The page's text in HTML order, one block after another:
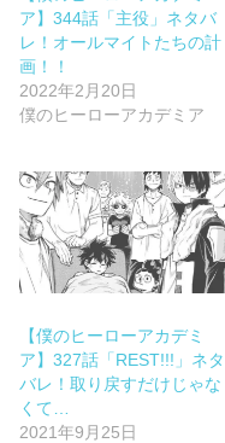
ア】344話「主役」ネタバ
レ！オールマイトたちの計
画！！
2022年2月20日
僕のヒーローアカデミア
【僕のヒーローアカデミ
ア】327話「REST!!!」ネタ
バレ！取り戻すだけじゃな
くて…
2021年9月25日